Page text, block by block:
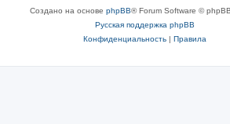
Создано на основе phpBB® Forum Software ©
Русская поддержка phpBB
Конфиденциальность| Правила